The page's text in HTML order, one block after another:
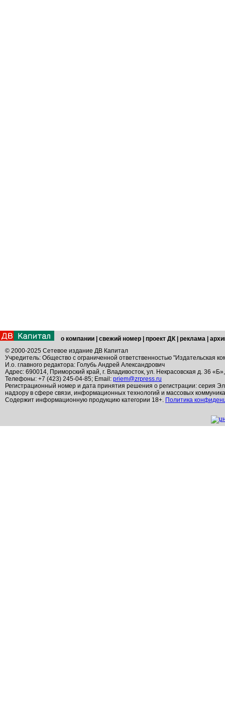
о компании свежий номер проект ДК реклама
© 2000-2025 Сетевое издание ДВ Капитал
Учредитель: Общество с ограниченной ответственностью "Издательская
И.о. главного редактора: Голубь Андрей Александрович
Адрес: 690014, Приморский край, г. Владивосток, ул. Некрасовская д. 36
Телефоны: +7 (423) 245-04-85; Email: priem@zrpress.ru
Регистрационный номер и дата принятия решения о регистрации: серия
надзору в сфере связи, информационных технологий и массовых
Содержит информационную продукцию категории 18+. Политика